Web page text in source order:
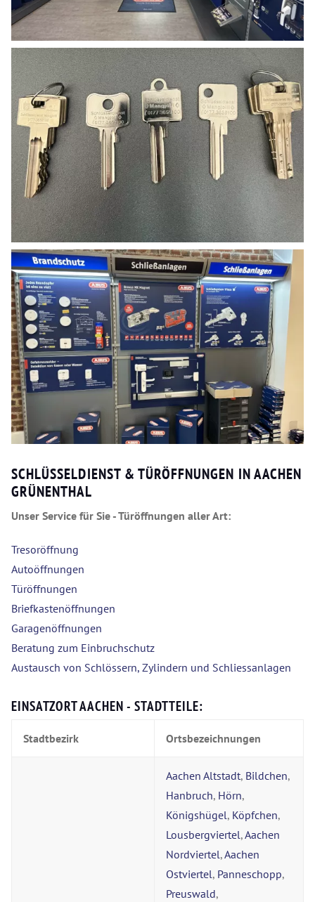
SCHLÜSSELDIENST & TÜRÖFFNUNGEN IN AACHEN
GRÜNENTHAL
Unser Service für Sie - Türöffnungen aller Art:
Tresoröffnung
Autoöffnungen
Türöffnungen
Briefkastenöffnungen
Garagenöffnungen
Beratung zum Einbruchschutz
Austausch von Schlössern, Zylindern und Schliessanlagen
EINSATZORT AACHEN - STADTTEILE:
Stadtbezirk Ortsbezeichnungen
Aachen Altstadt, Bildchen,
Hanbruch, Hörn,
Königshügel, Köpfchen,
Lousbergviertel,Aachen
Nordviertel,Aachen
Ostviertel, Panneschopp,
Preuswald,